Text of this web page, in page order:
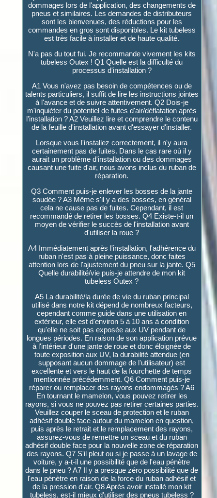
dommages lors de l'application, des changements de
pneus et similaires. Les demandes de distributeurs
sont les bienvenues, des réductions pour les
commandes en gros sont disponibles. Le kit tubeless
est très facile à installer et de haute qualité.
N'a pas du tout fui. Je recommande vivement les kits
tubeless Outex ! Q1 Quelle est la difficulté du
processus d'installation ?
A1 Vous n'avez pas besoin de compétences ou de
talents particuliers, il suffit de lire les instructions jointes
à l'avance et de suivre attentivement. Q2 Dois-je
m'inquiéter du potentiel de fuites d'air/déflatation après
l'installation ? A2 Veuillez lire et comprendre le contenu
de la feuille d'installation avant d'essayer d'installer.
Lorsque vous l'installez correctement, il n'y aura
certainement pas de fuites. Dans le cas rare où il y
aurait un problème d'installation ou des dommages
causant une fuite d'air, nous avons inclus du ruban de
réparation.
Q3 Comment puis-je enlever les bosses de la jante
soudée ? A3 Même s'il y a des bosses, en général
cela ne cause pas de fuites. Cependant, il est
recommandé de retirer les bosses. Q4 Existe-t-il un
moyen de vérifier le succès de l'installation avant
d'utiliser la roue ?
A4 Immédiatement après l'installation, l'adhérence du
ruban n'est pas à pleine puissance, donc faites
attention lors de l'ajustement du pneu sur la jante. Q5
Quelle durabilité/vie puis-je attendre de mon kit
tubeless Outex ?
A5 La durabilité/la durée de vie du ruban principal
utilisé dans notre kit dépend de nombreux facteurs,
cependant comme guide dans une utilisation en
extérieur, elle est d'environ 5 à 10 ans à condition
qu'elle ne soit pas exposée aux UV pendant de
longues périodes. En raison de son application prévue
à l'intérieur d'une jante de roue et donc éloignée de
toute exposition aux UV, la durabilité attendue (en
supposant aucun dommage de l'utilisateur) est
excellente et vers le haut de la fourchette de temps
mentionnée précédemment. Q6 Comment puis-je
réparer ou remplacer des rayons endommagés ? A6
En tournant le mamelon, vous pouvez retirer les
rayons, si vous ne pouvez pas retirer certaines parties.
Veuillez couper le sceau de protection et le ruban
adhésif double face autour du mamelon en question,
puis après le retrait et le remplacement des rayons,
assurez-vous de remettre un sceau et du ruban
adhésif double face pour la nouvelle zone de réparation
des rayons. Q7 S'il pleut ou si je passe à un lavage de
voiture, y a-t-il une possibilité que de l'eau pénètre
dans le pneu ? A7 Il y a presque zéro possibilité que de
l'eau pénètre en raison de la force du ruban adhésif et
de la pression d'air. Q8 Après avoir installé mon kit
tubeless, est-il mieux d'utiliser des pneus tubeless ?